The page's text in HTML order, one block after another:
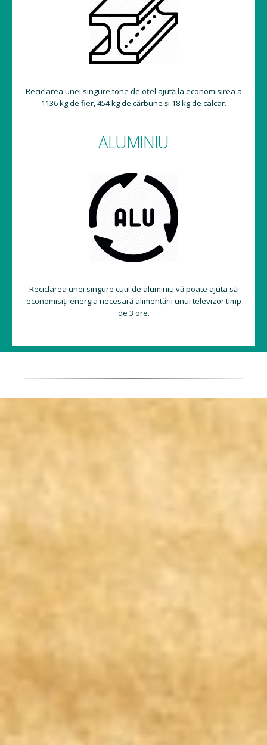
Reciclarea unei singure tone de oțel ajută la economisirea a
1136 kg de fier, 454 kg de cărbune și 18 kg de calcar.
ALUMINIU
Reciclarea unei singure cutii de aluminiu vă poate ajuta să
economisiți energia necesară alimentării unui televizor timp
de 3 ore.